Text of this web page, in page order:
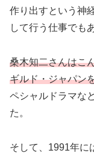
作り出すという神
して行う仕事でも
桑木知二さんはこ
ギルド・ジャパン
ペシャルドラマな
た。
そして、1991年に